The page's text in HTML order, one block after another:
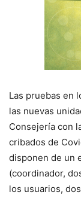
Las pruebas en
las nuevas
Consejería con
cribados de
disponen de un
(coordinador,
los usuarios,